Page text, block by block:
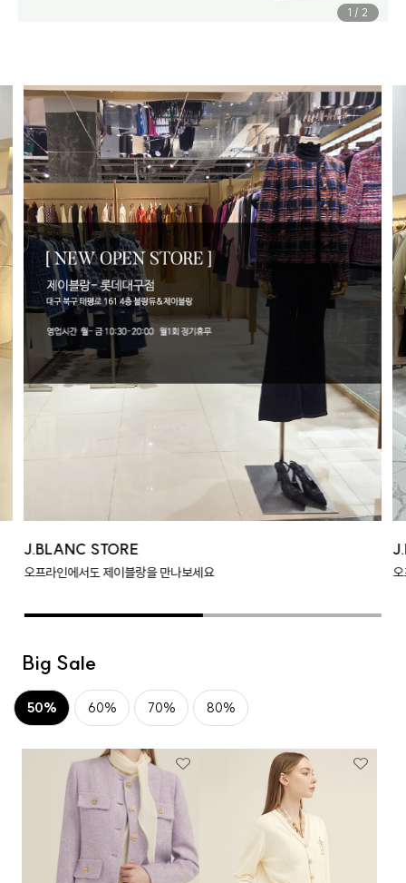
1 / 2
J.BLANC STORE
오프라인에서도 제이블랑을 만나보세요
Big Sale
50% 60% 70% 80%